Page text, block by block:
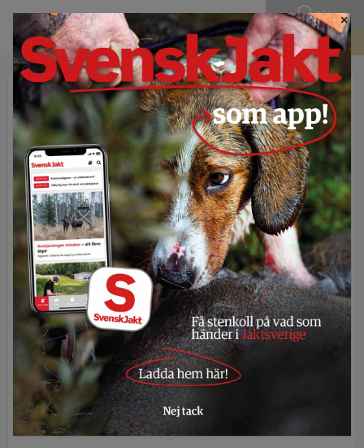
SÖK
BLI MEDLEM
Publicerad 26 oktober 2021 - 06:00
Moderat motion: Jaga älg
utan begränsningar
×